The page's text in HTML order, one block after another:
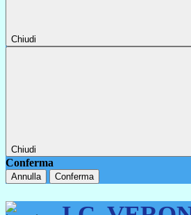
Chiudi
Chiudi
Conferma
Annulla Conferma